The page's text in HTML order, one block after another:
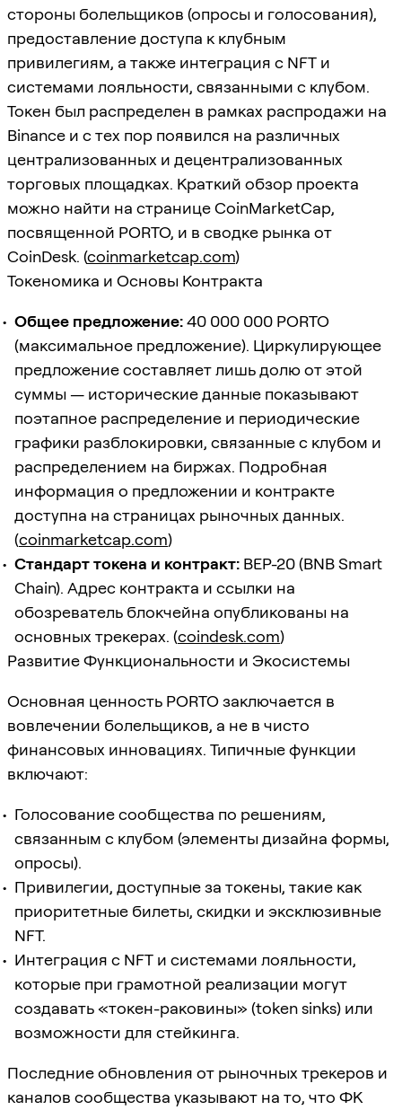
стороны болельщиков (опросы и голосования),
предоставление доступа к клубным
привилегиям, а также интеграция с NFT и
системами лояльности, связанными с клубом.
Токен был распределен в рамках распродажи на
Binance и с тех пор появился на различных
централизованных и децентрализованных
торговых площадках. Краткий обзор проекта
можно найти на странице CoinMarketCap,
посвященной PORTO, и в сводке рынка от
CoinDesk. (coinmarketcap.com)
Токеномика и Основы Контракта
Общее предложение:40 000 000 PORTO
(максимальное предложение). Циркулирующее
предложение составляет лишь долю от этой
суммы — исторические данные показывают
поэтапное распределение и периодические
графики разблокировки, связанные с клубом и
распределением на биржах. Подробная
информация о предложении и контракте
доступна на страницах рыночных данных.
(coinmarketcap.com)
Стандарт токена и контракт: BEP-20 (BNB Smart
Chain). Адрес контракта и ссылки на
обозреватель блокчейна опубликованы на
основных трекерах. (coindesk.com)
Развитие Функциональности и Экосистемы
Основная ценность PORTO заключается в
вовлечении болельщиков, а не в чисто
финансовых инновациях. Типичные функции
включают:
Голосование сообщества по решениям,
связанным с клубом (элементы дизайна формы,
опросы).
Привилегии, доступные за токены, такие как
приоритетные билеты, скидки и эксклюзивные
NFT.
Интеграция с NFT и системами лояльности,
которые при грамотной реализации могут
создавать «токен-раковины» (token sinks) или
возможности для стейкинга.
Последние обновления от рыночных трекеров и
каналов сообщества указывают на то, что ФК